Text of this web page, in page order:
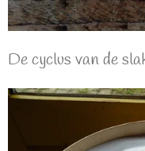
De cyclus van de